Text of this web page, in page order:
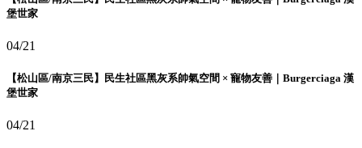
堡世家
04/21
【松山區/南京三民】民生社區黑灰系帥氣空間 × 寵物友善｜Burgerciaga 漢
堡世家
04/21